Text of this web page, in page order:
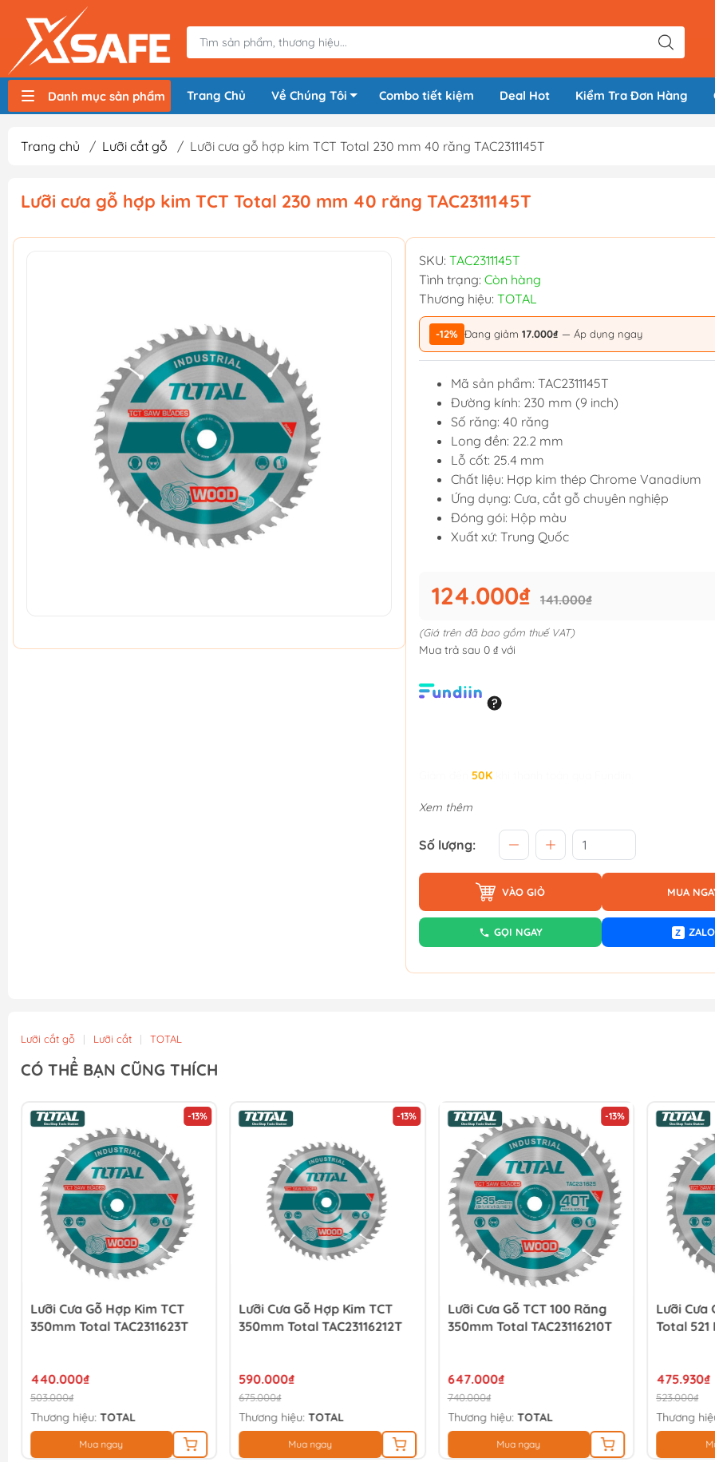
Danh mục sản phẩm Trang Chủ Về Chúng Tôi Combo tiết kiệm Deal Hot Kiểm Tra Đơn Hàng
Trang chủ / Lưỡi cắt gỗ / Lưỡi cưa gỗ hợp kim TCT Total 230 mm 40 răng TAC2311145T
Lưỡi cưa gỗ hợp kim TCT Total 230 mm 40 răng TAC2311145T
SKU: TAC2311145T
Tình trạng: Còn hàng
Thương hiệu: TOTAL
-12% Đang giảm 17.000₫ — Áp dụng ngay
Mã sản phẩm: TAC2311145T
Đường kính: 230 mm (9 inch)
Số răng: 40 răng
Long đền: 22.2 mm
Lỗ cốt: 25.4 mm
Chất liệu: Hợp kim thép Chrome Vanadium
Ứng dụng: Cưa, cắt gỗ chuyên nghiệp
Đóng gói: Hộp màu
Xuất xứ: Trung Quốc
124.000₫ 141.000₫
(Giá trên đã bao gồm thuế VAT)
Mua trả sau 0 ₫ với
50K
Xem thêm
Số lượng:
VÀO GIỎ MUA
GỌI NGAY Z ZALO
Lưỡi cắt gỗ | Lưỡi cắt | TOTAL
CÓ THỂ BẠN CŨNG THÍCH
-13%
Lưỡi Cưa Gỗ Hợp Kim TCT
350mm Total TAC2311623T
440.000₫
503.000₫
Thương hiệu: TOTAL
Mua ngay
-13%
Lưỡi Cưa Gỗ Hợp Kim TCT
350mm Total TAC23116212T
590.000₫
675.000₫
Thương hiệu:TOTAL
Mua ngay
-13%
Lưỡi Cưa Gỗ TCT 100 Răng
350mm Total TAC23116210T
647.000₫
740.000₫
Thương hiệu: TOTAL
Mua ngay
Lưỡi Cưa
Total 521
475.930₫
523.000₫
Thương